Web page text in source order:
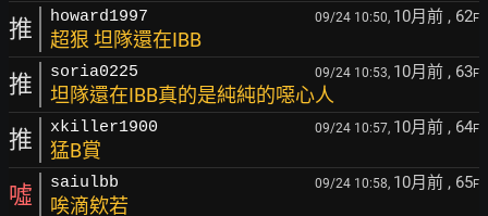
推 howard1997 09/24 10:50, 10月前 , 62F
超狠 坦隊還在IBB
推 soria0225 09/24 10:53, 10月前 , 63F
坦隊還在IBB真的是純純的噁心人
推 xkiller1900 09/24 10:57, 10月前 , 64F
猛B賞
噓 saiulbb 09/24 10:58, 10月前 , 65F
唉滴欸若